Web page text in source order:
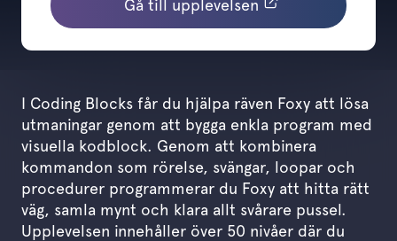
Gå till upplevelsen
I Coding Blocks får du hjälpa räven Foxy att lösa
utmaningar genom att bygga enkla program med
visuella kodblock. Genom att kombinera
kommandon som rörelse, svängar, loopar och
procedurer programmerar du Foxy att hitta rätt
väg, samla mynt och klara allt svårare pussel.
Upplevelsen innehåller över 50 nivåer där du